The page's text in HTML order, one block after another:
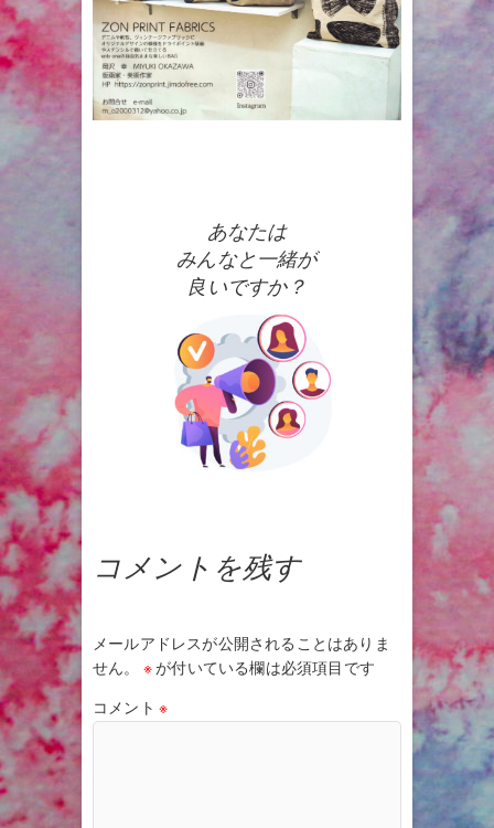
あなたは
みんなと一緒が
良いですか？
コメントを残す
メールアドレスが公開されることはありま
せん。
※が付いている欄は必須項目です
コメント ※